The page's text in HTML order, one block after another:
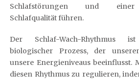
Schlafstörungen und einer
Schlafqualität führen.
Der Schlaf-Wach-Rhythmus
biologischer Prozess, der
unsere Energieniveaus beeinflusst.
diesen Rhythmus zu regulieren,